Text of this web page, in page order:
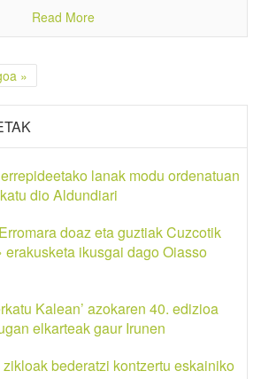
Read More
»
lanak modu ordenatuan
dio Aldundiari
doaz eta guztiak Cuzcotik
erakusketa ikusgai dago Oiasso
Kalean’ azokaren 40. edizioa
elkarteak gaur Irunen
bederatzi kontzertu eskainiko